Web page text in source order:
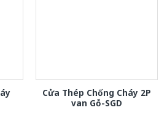
Cửa Thép Chống Cháy 2P
van Gỗ-SGD